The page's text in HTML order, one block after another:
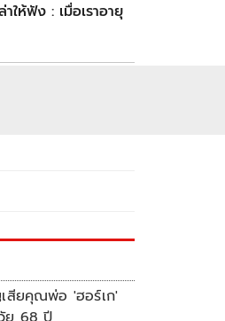
าให้ฟัง : เมื่อเราอายุ
สียคุณพ่อ 'ฮอร์เก'